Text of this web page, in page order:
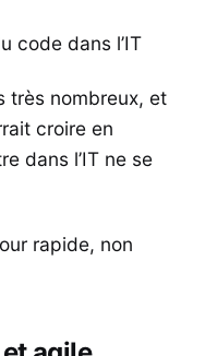
code dans l’IT
très nombreux, et
croire en
dans l’IT ne se
rapide, non